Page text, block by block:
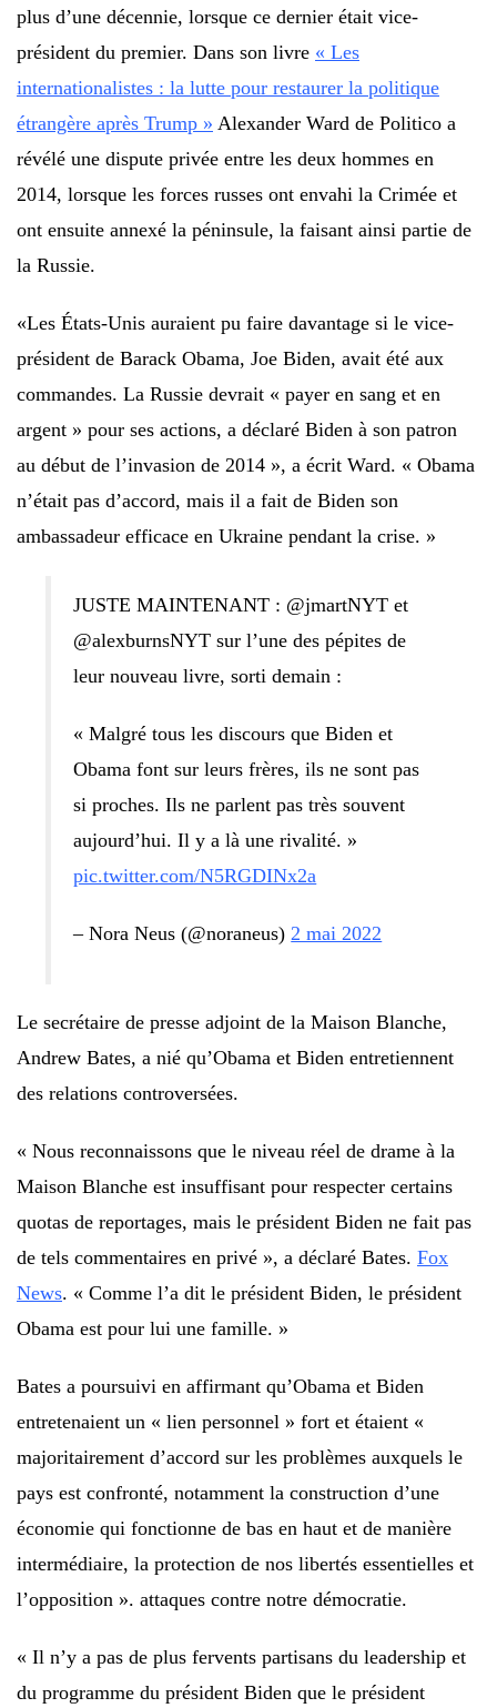
plus d’une décennie, lorsque ce dernier était vice-
président du premier. Dans son livre « Les
internationalistes : la lutte pour restaurer la politique
étrangère après Trump » Alexander Ward de Politico a
révélé une dispute privée entre les deux hommes en
2014, lorsque les forces russes ont envahi la Crimée et
ont ensuite annexé la péninsule, la faisant ainsi partie de
la Russie.
«Les États-Unis auraient pu faire davantage si le vice-
président de Barack Obama, Joe Biden, avait été aux
commandes. La Russie devrait « payer en sang et en
argent » pour ses actions, a déclaré Biden à son patron
au début de l’invasion de 2014 », a écrit Ward. « Obama
n’était pas d’accord, mais il a fait de Biden son
ambassadeur efficace en Ukraine pendant la crise. »
JUSTE MAINTENANT : @jmartNYT et
@alexburnsNYT sur l’une des pépites de
leur nouveau livre, sorti demain :
« Malgré tous les discours que Biden et
Obama font sur leurs frères, ils ne sont pas
si proches. Ils ne parlent pas très souvent
aujourd’hui. Il y a là une rivalité. »
pic.twitter.com/N5RGDINx2a
– Nora Neus (@noraneus) 2 mai 2022
Le secrétaire de presse adjoint de la Maison Blanche,
Andrew Bates, a nié qu’Obama et Biden entretiennent
des relations controversées.
« Nous reconnaissons que le niveau réel de drame à la
Maison Blanche est insuffisant pour respecter certains
quotas de reportages, mais le président Biden ne fait pas
de tels commentaires en privé », a déclaré Bates. Fox
News. « Comme l’a dit le président Biden, le président
Obama est pour lui une famille. »
Bates a poursuivi en affirmant qu’Obama et Biden
entretenaient un « lien personnel » fort et étaient «
majoritairement d’accord sur les problèmes auxquels le
pays est confronté, notamment la construction d’une
économie qui fonctionne de bas en haut et de manière
intermédiaire, la protection de nos libertés essentielles et
l’opposition ». attaques contre notre démocratie.
« Il n’y a pas de plus fervents partisans du leadership et
du programme du président Biden que le président